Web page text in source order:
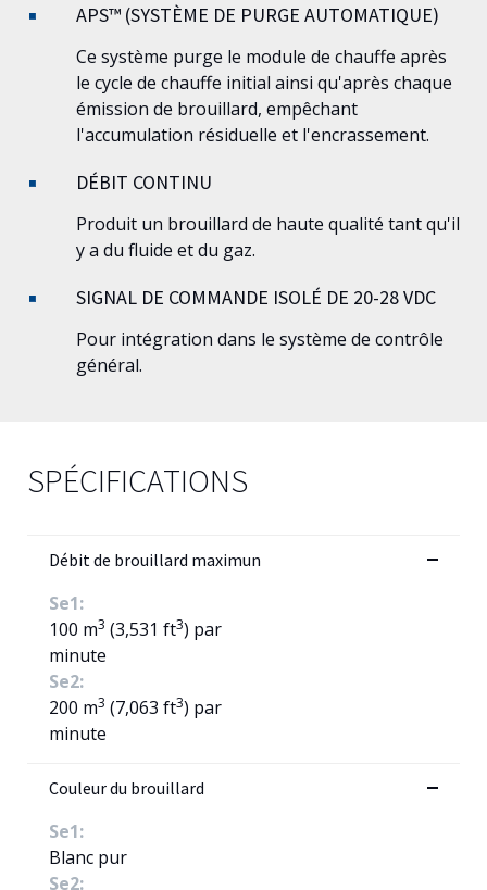
APS™ (SYSTÈME DE PURGE AUTOMATIQUE)
Ce système purge le module de chauffe après
le cycle de chauffe initial ainsi qu'après chaque
émission de brouillard, empêchant
l'accumulation résiduelle et l'encrassement.
DÉBIT CONTINU
Produit un brouillard de haute qualité tant qu'il
y a du fluide et du gaz.
SIGNAL DE COMMANDE ISOLÉ DE 20-28 VDC
Pour intégration dans le système de contrôle
général.
SPÉCIFICATIONS
Débit de brouillard maximun
Se1:
100 m3 (3,531 ft3) par
minute
Se2:
200 m3 (7,063 ft3) par
minute
Couleur du brouillard
Se1:
Blanc pur
Se2: